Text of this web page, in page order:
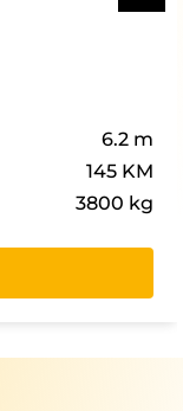
6.2 m
145 KM
3800 kg